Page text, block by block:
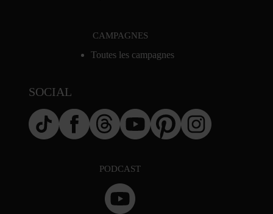
CAMPAGNES
Toutes les campagnes
SOCIAL
PODCAST